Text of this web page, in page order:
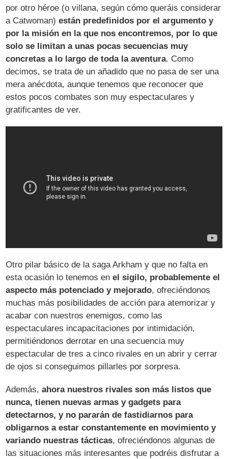
por otro héroe (o villana, según cómo queráis considerar
a Catwoman)están predefinidos por el argumento y
por la misión en la que nos encontremos, por lo que
solo se limitan a unas pocas secuencias muy
concretas a lo largo de toda la aventura. Como
decimos, se trata de un añadido que no pasa de ser una
mera anécdota, aunque tenemos que reconocer que
estos pocos combates son muy espectaculares y
gratificantes de ver.
Otro pilar básico de la saga Arkham y que no falta en
esta ocasión lo tenemos enel sigilo, probablemente el
aspecto más potenciado y mejorado, ofreciéndonos
muchas más posibilidades de acción para atemorizar y
acabar con nuestros enemigos, como las
espectaculares incapacitaciones por intimidación,
permitiéndonos derrotar en una secuencia muy
espectacular de tres a cinco rivales en un abrir y cerrar
de ojos si conseguimos pillarles por sorpresa.
Además,ahora nuestros rivales son más listos que
nunca, tienen nuevas armas y gadgets para
detectarnos, y no pararán de fastidiarnos para
obligarnos a estar constantemente en movimiento y
variando nuestras tácticas, ofreciéndonos algunas de
las situaciones más interesantes que podréis disfrutar a